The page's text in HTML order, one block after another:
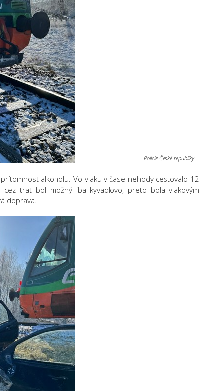
Policie České republiky
alkoholu. Vo vlaku v čase nehody cestovalo 12
trať bol možný iba kyvadlovo, preto bola vlakovým
doprava.